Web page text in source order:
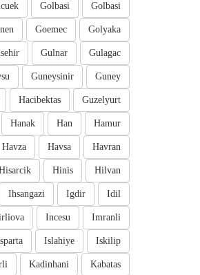
Golbasi
Golbasi
Golyaka
Goemec
Gulagac
Gulnar
Guney
Guneysinir
Guzelyurt
Hacibektas
Hamur
Han
Hanak
Havran
Havsa
Havza
Hilvan
Hinis
Idil
Igdir
Ihsangazi
Imranli
Incesu
Iskilip
Islahiye
Kabatas
Kadinhani